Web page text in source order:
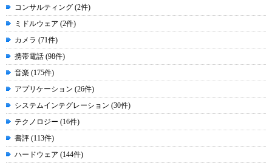
コンサルティング (2件)
ミドルウェア (2件)
カメラ (71件)
携帯電話 (98件)
音楽 (175件)
アプリケーション (26件)
システムインテグレーション (30件)
テクノロジー (16件)
書評 (113件)
ハードウェア (144件)